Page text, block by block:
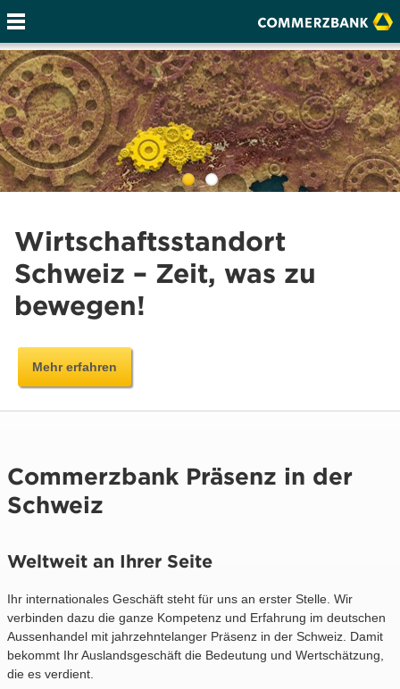
Wirtschaftsstandort
Schweiz – Zeit, was zu
bewegen!
Mehr erfahren
Commerzbank Präsenz in der
Schweiz
Weltweit an Ihrer Seite
Ihr internationales Geschäft steht für uns an erster Stelle. Wir
verbinden dazu die ganze Kompetenz und Erfahrung im deutschen
Aussenhandel mit jahrzehntelanger Präsenz in der Schweiz. Damit
bekommt Ihr Auslandsgeschäft die Bedeutung und Wertschätzung,
die es verdient.